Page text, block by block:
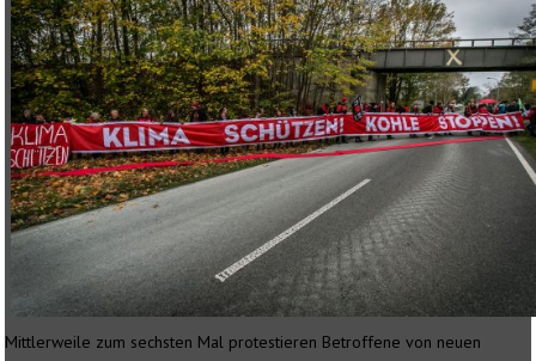
Mittlerweile zum sechsten Mal protestieren Betroffene von neuen